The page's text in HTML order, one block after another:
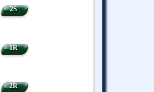
2S
1R
2R